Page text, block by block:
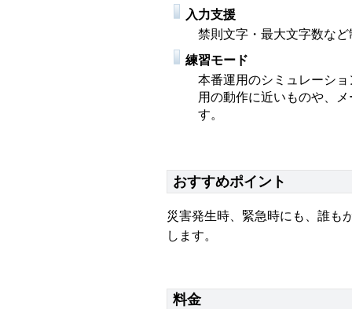
入力支援
禁則文字・最大文字数な
練習モード
本番運用のシミュレーシ
用の動作に近いものや、
す。
おすすめポイント
災害発生時、緊急時にも、誰も
します。
料金